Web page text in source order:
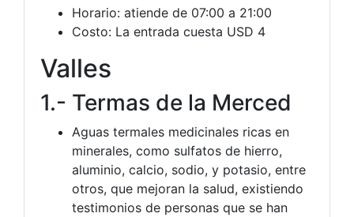
Horario: atiende de 07:00 a 21:00
Costo: La entrada cuesta USD 4
Valles
1.- Termas de la Merced
Aguas termales medicinales ricas en
minerales, como sulfatos de hierro,
aluminio, calcio, sodio, y potasio, entre
otros, que mejoran la salud, existiendo
testimonios de personas que se han